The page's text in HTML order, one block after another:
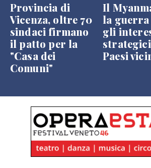
Provincia di
Vicenza, oltre 70
sindaci firmano
il patto per la
"Casa dei
Comuni"
Il
la guerra
gli
Paesi